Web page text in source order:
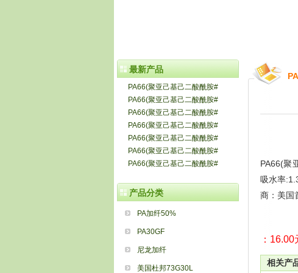
最新产品
PA66(聚亚己基己二酸酰胺#
PA66(聚亚己基己二酸酰胺#
PA66(聚亚己基己二酸酰胺#
PA66(聚亚己基己二酸酰胺#
PA66(聚亚己基己二酸酰胺#
PA66(聚亚己基己二酸酰胺#
PA66(聚亚己基己二酸酰胺#
产品分类
PA加纤50%
PA30GF
尼龙加纤
美国杜邦73G30L
PA66(聚
吸水率
商：美国
：16.00
相关产